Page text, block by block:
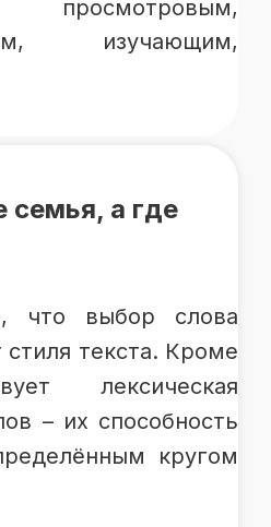
изучающим,
семья, а где
что выбор слова
стиля текста. Кроме
лексическая
– их способность
кругом